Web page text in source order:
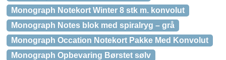
Monograph Notekort Winter 8 stk m. konvolut
Monograph Notes blok med spiralryg – grå
Monograph Occation Notekort Pakke Med Konvolut
Monograph Opbevaring Børstet sølv